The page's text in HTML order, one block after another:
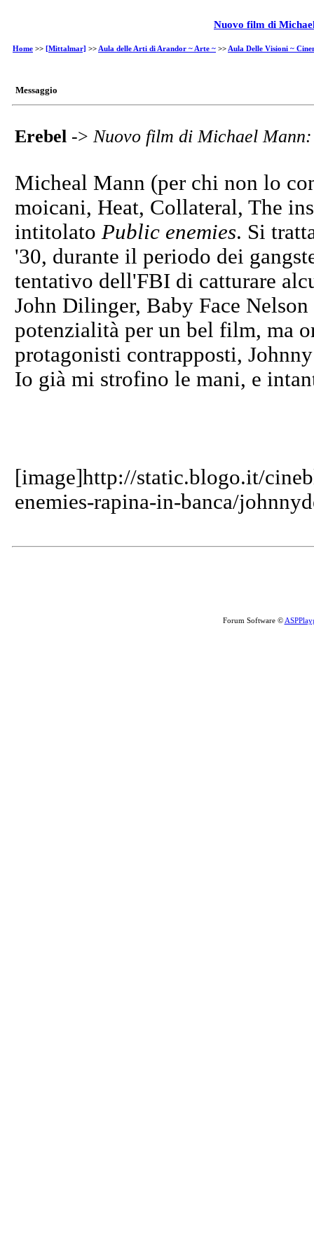
Nuovo film di
Home >> [Mittalmar] >> Aula delle Arti di Arandor ~ Arte ~ >> Aula Delle Visioni ~
Messaggio
Erebel -> Nuovo film di Michael
Micheal Mann (per chi non lo
moicani, Heat, Collateral, The
intitolato Public enemies. Si
'30, durante il periodo dei
tentativo dell'FBI di catturare
John Dilinger, Baby Face
potenzialità per un bel film, ma
protagonisti contrapposti,
Io già mi strofino le mani, e
[image]http://static.blogo.it/
enemies-rapina-in-banca/
Forum Software ©